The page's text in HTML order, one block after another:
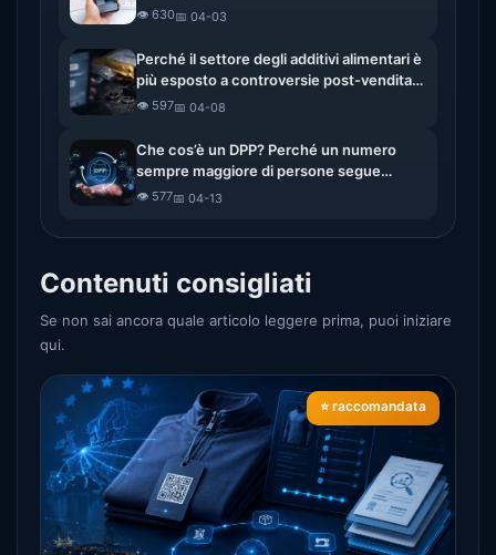
contraffazione
👁️ 630📅 04-03
Perché il settore degli additivi alimentari è
più esposto a controversie post-vendita?
Dalla controversia sulla restituzione alla
👁️ 597📅 04-08
Che cos’è un DPP? Perché un numero
sempre maggiore di persone segue
l’evoluzione dei passaporti digitali delle
👁️ 577📅 04-13
Contenuti consigliati
Se non sai ancora quale articolo leggere prima, puoi iniziare
qui.
⭐ raccomandata